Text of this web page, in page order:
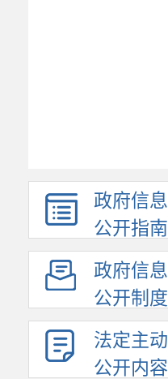
政府信息
公开指南
政府信息
公开制度
法定主动
公开内容